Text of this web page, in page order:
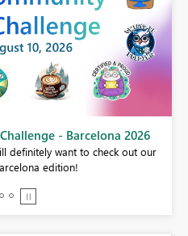
- Barcelona 2026
definitely want to check out our
edition!